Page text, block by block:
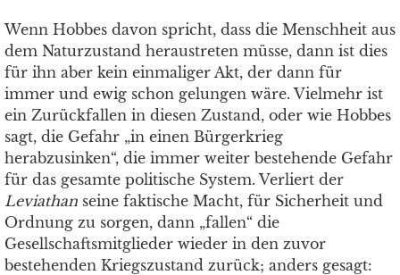
Wenn Hobbes davon spricht, dass die Menschheit aus
dem Naturzustand heraustreten müsse, dann ist dies
für ihn aber kein einmaliger Akt, der dann für
immer und ewig schon gelungen wäre. Vielmehr ist
ein Zurückfallen in diesen Zustand, oder wie Hobbes
sagt, die Gefahr „in einen Bürgerkrieg
herabzusinken“, die immer weiter bestehende Gefahr
für das gesamte politische System. Verliert der
Leviathan seine faktische Macht, für Sicherheit und
Ordnung zu sorgen, dann „fallen“ die
Gesellschaftsmitglieder wieder in den zuvor
bestehenden Kriegszustand zurück; anders gesagt: